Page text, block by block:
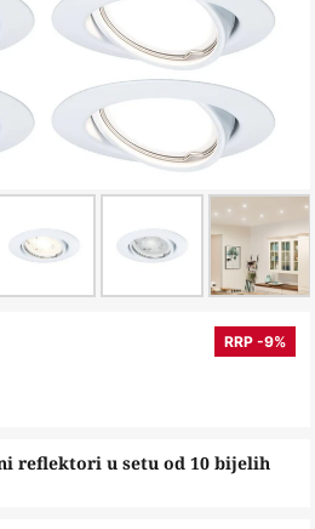
reflektori u setu od 10 bijelih
RRP -9%